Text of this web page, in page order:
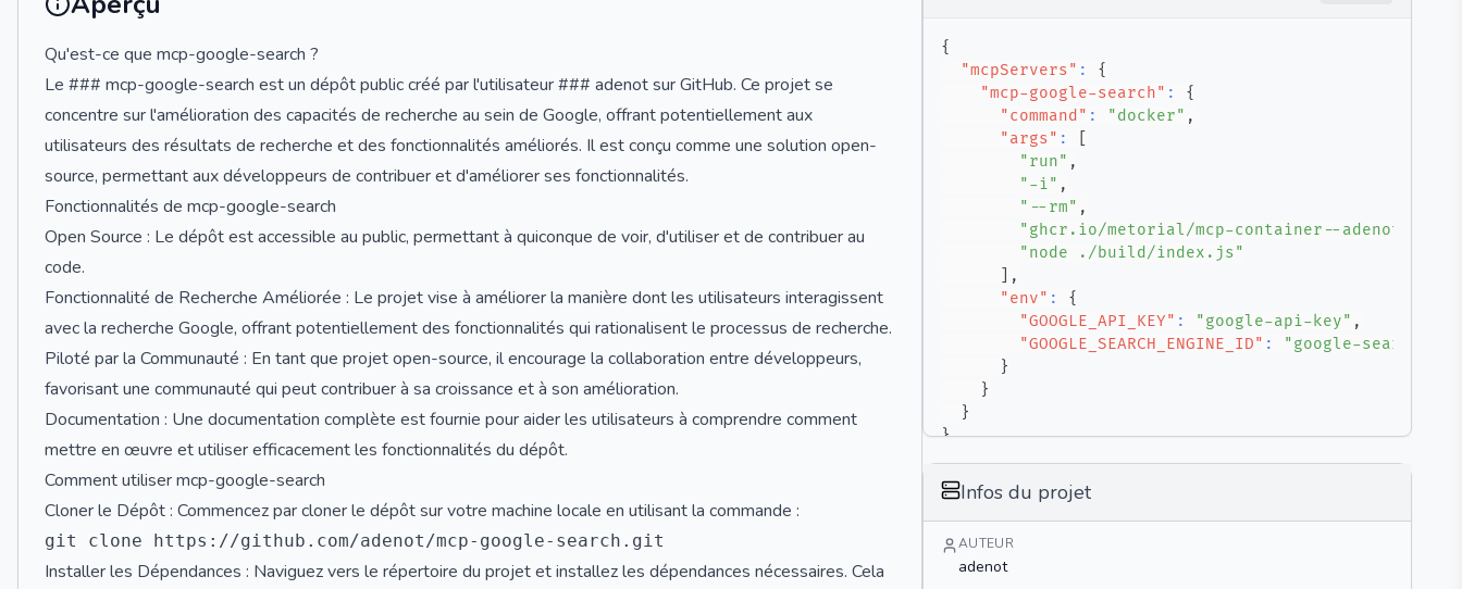
Qu'est-ce que mcp-google-search ?
Le ### mcp-google-search est un dépôt public créé par l'utilisateur ### adenot sur GitHub. Ce projet se
concentre sur l'amélioration des capacités de recherche au sein de Google, offrant potentiellement aux
utilisateurs des résultats de recherche et des fonctionnalités améliorés. Il est conçu comme une solution open-
source, permettant aux développeurs de contribuer et d'améliorer ses fonctionnalités.
Fonctionnalités de mcp-google-search
Open Source : Le dépôt est accessible au public, permettant à quiconque de voir, d'utiliser et de contribuer au
code.
Fonctionnalité de Recherche Améliorée : Le projet vise à améliorer la manière dont les utilisateurs interagissent
avec la recherche Google, offrant potentiellement des fonctionnalités qui rationalisent le processus de recherche.
Piloté par la Communauté : En tant que projet open-source, il encourage la collaboration entre développeurs,
favorisant une communauté qui peut contribuer à sa croissance et à son amélioration.
Documentation : Une documentation complète est fournie pour aider les utilisateurs à comprendre comment
mettre en œuvre et utiliser efficacement les fonctionnalités du dépôt.
Comment utiliser mcp-google-search
Cloner le Dépôt : Commencez par cloner le dépôt sur votre machine locale en utilisant la commande :
Installer les Dépendances : Naviguez vers le répertoire du projet et installez les dépendances nécessaires. Cela
{
"mcpServers" :
{
"mcp-google-search" :
{
"command" : "docker" ,
"args" :
"run" ,
"-i" ,
"--rm" ,
"ghcr.io/metorial/mcp-container--adenot--mcp-
"node ./build/index.js"
,
"env" :
{
"GOOGLE_API_KEY" : "google-api-key" ,
"GOOGLE_SEARCH_ENGINE_ID" :
"google-search-
}
}
}
}
Infos du projet
AUTEUR
adenot